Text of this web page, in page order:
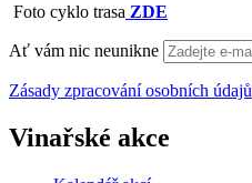
Foto cyklo trasa ZDE
Ať vám nic neunikne
Zásady zpracování osobních údajů
Vinařské akce